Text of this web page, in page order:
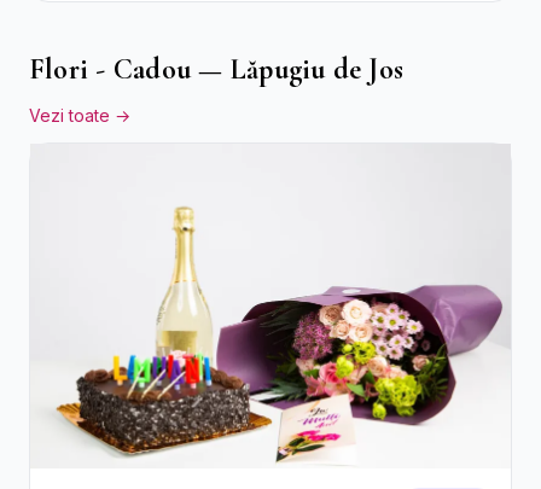
Flori - Cadou — Lăpugiu de Jos
Vezi toate →